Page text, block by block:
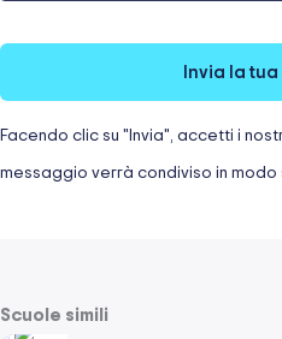
Invia la
Facendo clic su "Invia", accetti i
messaggio verrà condiviso in modo
Scuole simili